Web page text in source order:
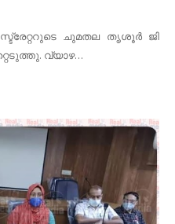
ചു​മ​ത​ല തൃ​ശൂ​ര്‍ ജി​
വ്യാ​ഴ…